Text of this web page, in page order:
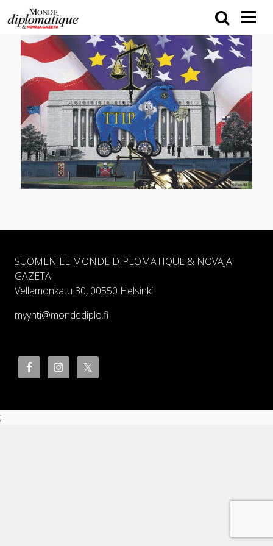
SUOMEN LE MONDE DIPLOMATIQUE & NOVAJA
GAZETA
Vellamonkatu 30, 00550 Helsinki
myynti@mondediplo.fi
;